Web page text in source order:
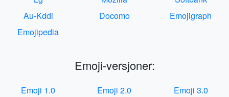
Au-Kddi
Docomo
Emojigraph
Emojipedia
Emoji-versjoner:
Emoji 1.0 Emoji 2.0
Emoji 3.0